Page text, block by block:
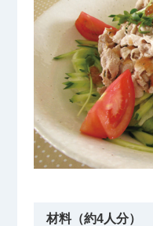
材料（約4人分）